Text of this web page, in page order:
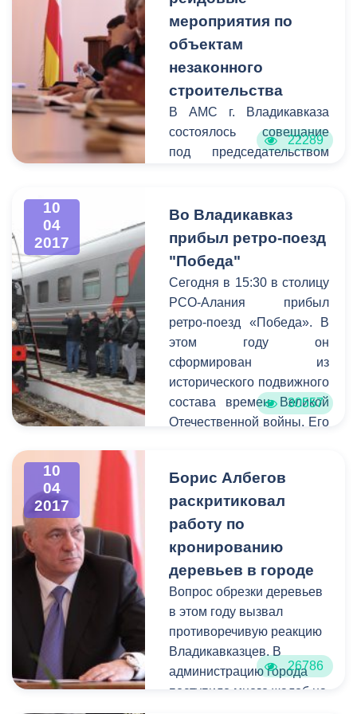
РФ».
теплового хозяйства
города путем повышения
давления в трубах для
обнаружить участки,
нуждающиеся в замене
или ремонте. Главной
целью данных испытаний
работ в летний период,
чтобы полностью
подготовить систему к
началу следующего
отопительного сезона и
избавить жителей города
от возможных неудобств.
мероприятия по
объектам
незаконного
строительства
В АМС г. Владикавказа
состоялось совещание
под председательством
Албегована тему
незаконного
сооружений на
территории города. На
совещании
присутствовали начальник
Управления
административно-
технической
инспекцииАстан Кесаев,
заместитель главы АМС,
направление
Цоков
города
Алагови
Дударов.
22289
10
04
2017
Во Владикавказ
прибыл ретро-поезд
"Победа"
Сегодня в 15:30 в столицу
РСО-Алания прибыл
ретро-поезд «Победа». В
этом году он
сформирован из
исторического подвижного
состава времен Великой
Отечественной войны. Его
участие в Сталинградской
битве.
Платформа
железнодорожной станции
которую прибыл состав,
стала главной
действующей площадкой.
Агитбригада поезда
выступила с концертной
программой на открытой
30557
10
04
2017
Борис Албегов
раскритиковал
работу по
кронированию
деревьев в городе
Вопрос обрезки деревьев
в этом году вызвал
противоречивую реакцию
Владикавказцев. В
администрацию города
поступило много жалоб на
26786